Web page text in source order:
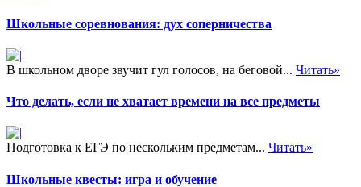
Школьные соревнования: дух соперничества
В школьном дворе звучит гул голосов, на беговой... Читать»
Что делать, если не хватает времени на все предметы
Подготовка к ЕГЭ по нескольким предметам... Читать»
Школьные квесты: игра и обучение